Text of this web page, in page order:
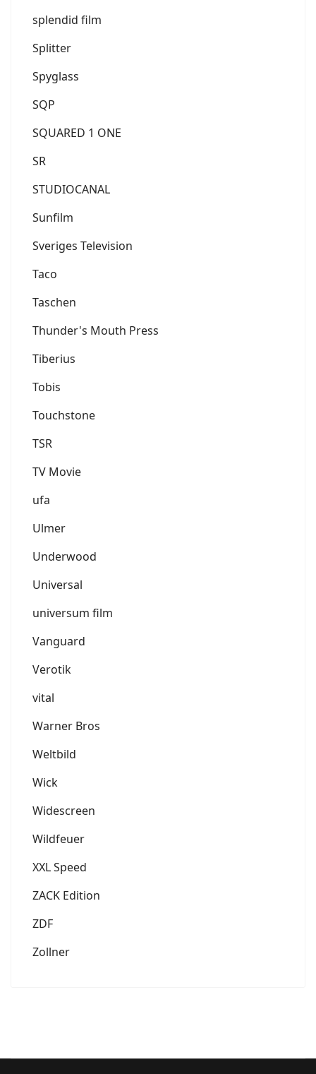
splendid film
Splitter
Spyglass
SQP
SQUARED 1 ONE
SR
STUDIOCANAL
Sunfilm
Sveriges Television
Taco
Taschen
Thunder's Mouth Press
Tiberius
Tobis
Touchstone
TSR
TV Movie
ufa
Ulmer
Underwood
Universal
universum film
Vanguard
Verotik
vital
Warner Bros
Weltbild
Wick
Widescreen
Wildfeuer
XXL Speed
ZACK Edition
ZDF
Zollner